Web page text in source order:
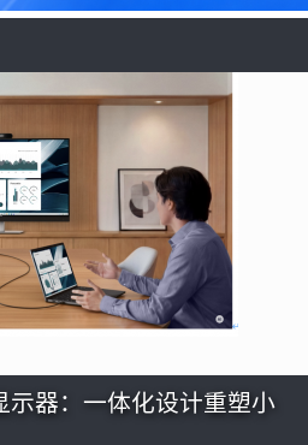
器：一体化设计重塑小